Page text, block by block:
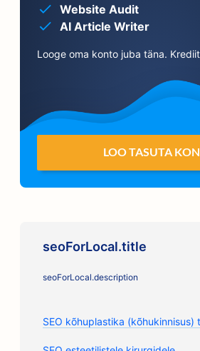
Website Audit
AI Article Writer
Looge oma konto juba täna.
LOO TASUTA
seoForLocal.title
seoForLocal.description
SEO kõhuplastika (kõhukinnisus)